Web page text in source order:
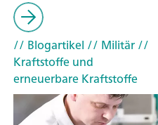
// Blogartikel // Militär//
Kraftstoffe und
erneuerbare Kraftstoffe